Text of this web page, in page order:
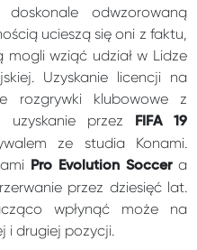
odwzorowaną
ucieszą się oni z faktu,
wziąć udział w Lidze
Uzyskanie licencji na
rozgrywki klubowowe z
uzyskanie przez
FIFA 19
ze studia Konami.
Pro Evolution Soccera
przez dziesięć lat.
wpłynąć może na
i drugiej pozycji.